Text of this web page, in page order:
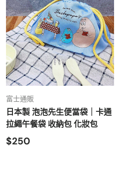
富士通販
日本製 泡泡先生便當袋｜卡通
拉繩午餐袋 收納包 化妝包
$250